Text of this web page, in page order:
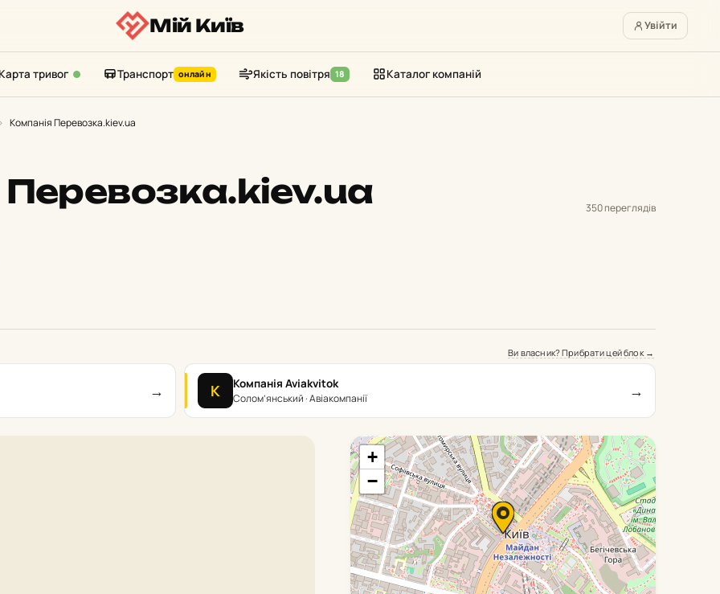
Мій Київ Увійти
Карта тривог Транспорт онлайн Якість повітря 18 Каталог компаній
› Компанія Перевозка.kiev.ua
350 переглядів
Ви власник? Прибрати цей блок →
→ К Компанія Aviakvitok
Солом’янський · Авіакомпанії →
+
−